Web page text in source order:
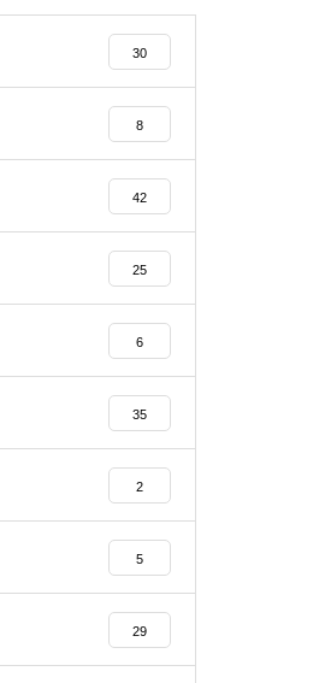
30
8
42
25
6
35
2
5
29